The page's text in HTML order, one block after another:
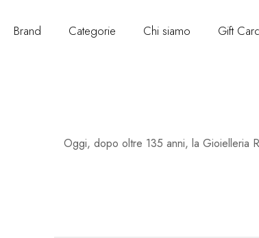
Brand Categorie Chi siamo Gift
Oggi, dopo oltre 135 anni, la Gioielleria